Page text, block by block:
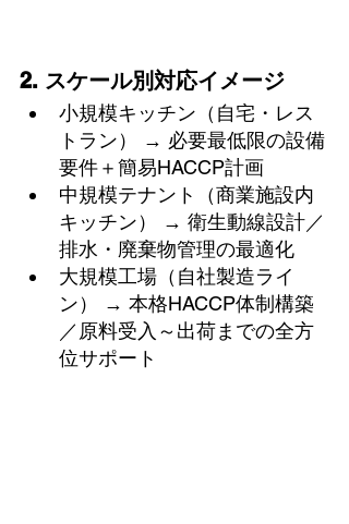
2. スケール別対応イメージ
小規模キッチン（自宅・レス
トラン） → 必要最低限の設備
要件＋簡易HACCP計画
中規模テナント（商業施設内
キッチン） → 衛生動線設計／
排水・廃棄物管理の最適化
大規模工場（自社製造ライ
ン） → 本格HACCP体制構築
／原料受入～出荷までの全方
位サポート